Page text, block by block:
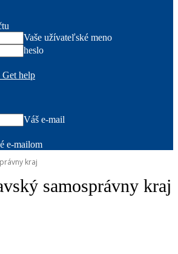
Vaše užívateľské meno
heslo
Get help
Váš e-mail
e-mailom
kraj
samosprávny kraj